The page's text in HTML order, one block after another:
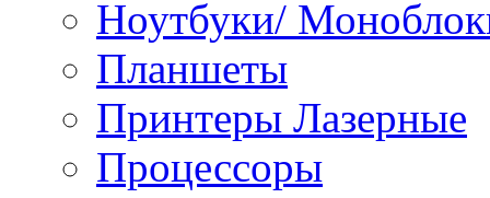
Ноутбуки/
Планшеты
Принтеры Лазерные
Процессоры